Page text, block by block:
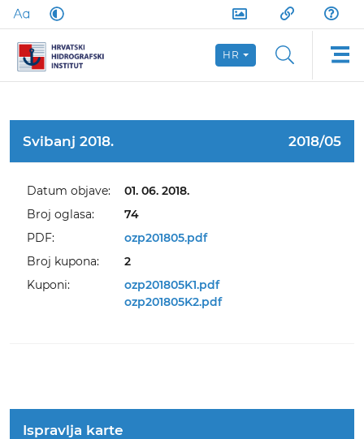
HR
Svibanj 2018. 2018/05
Datum objave:
01. 06. 2018.
Broj oglasa:
74
PDF:
ozp201805.pdf
Broj kupona:
2
Kuponi:
ozp201805K1.pdf
ozp201805K2.pdf
Ispravlja karte